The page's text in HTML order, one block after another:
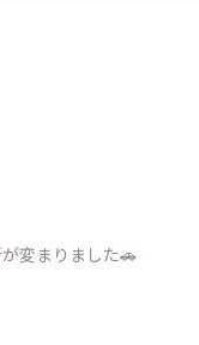
変まりました🚗